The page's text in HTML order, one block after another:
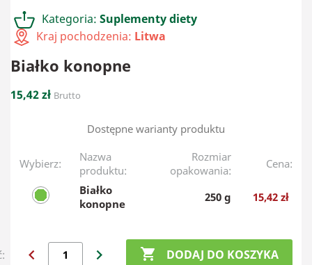
Kategoria: Suplementy diety
Kraj pochodzenia: Litwa
Białko konopne
15,42 zł Brutto
Dostępne warianty produktu
Wybierz:
Nazwa
produktu:
Rozmiar
opakowania:
Cena:
Białko
konopne
250 g 15,42 zł
chevron_left chevron_right  DODAJ DO KOSZYKA